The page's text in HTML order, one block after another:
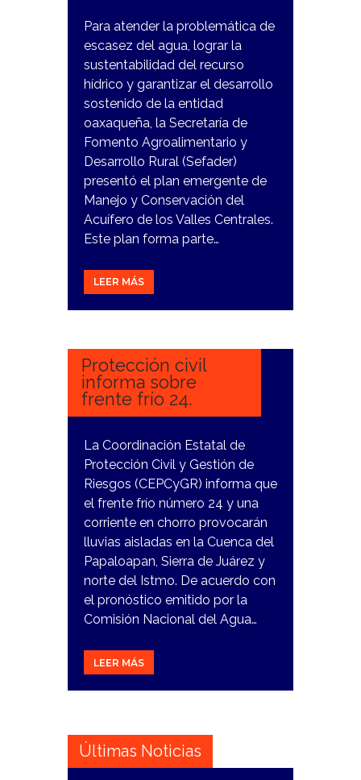
Para atender la problemática de
escasez del agua, lograr la
sustentabilidad del recurso
hídrico y garantizar el desarrollo
sostenido de la entidad
oaxaqueña, la Secretaría de
Fomento Agroalimentario y
Desarrollo Rural (Sefader)
presentó el plan emergente de
Manejo y Conservación del
Acuífero de los Valles Centrales.
Este plan forma parte…
LEER MÁS
8
Protección civil
informa sobre
frente frío 24.
La Coordinación Estatal de
Protección Civil y Gestión de
Riesgos (CEPCyGR) informa que
el frente frío número 24 y una
corriente en chorro provocarán
lluvias aisladas en la Cuenca del
Papaloapan, Sierra de Juárez y
norte del Istmo. De acuerdo con
el pronóstico emitido por la
Comisión Nacional del Agua…
LEER MÁS
Últimas Noticias